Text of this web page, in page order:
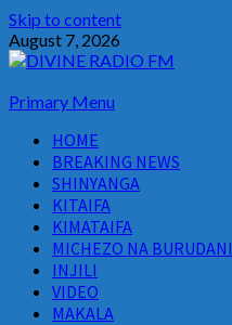
Skip to content
August 7, 2026
Primary Menu
HOME
BREAKING NEWS
SHINYANGA
KITAIFA
KIMATAIFA
MICHEZO NA BURUDANI
INJILI
VIDEO
MAKALA